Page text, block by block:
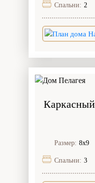
Спальни: 2
Размер: 8х9
Спальни: 3